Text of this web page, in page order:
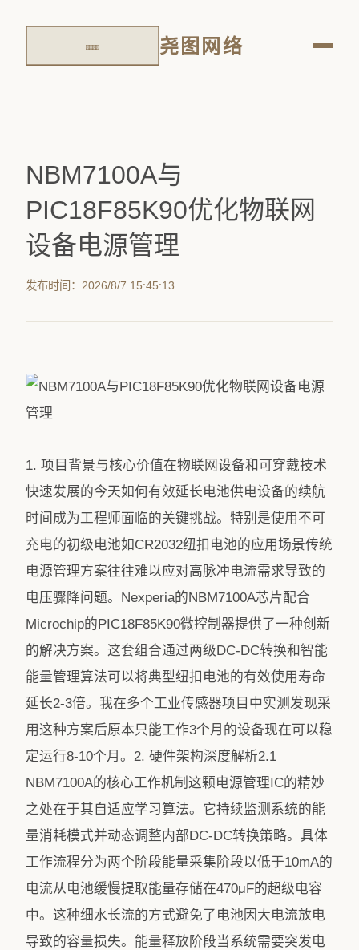
尧图网络
NBM7100A与
PIC18F85K90优化物联网
设备电源管理
发布时间：2026/8/7 15:45:13
1. 项目背景与核心价值在物联网设备和可穿戴技术
快速发展的今天如何有效延长电池供电设备的续航
时间成为工程师面临的关键挑战。特别是使用不可
充电的初级电池如CR2032纽扣电池的应用场景传统
电源管理方案往往难以应对高脉冲电流需求导致的
电压骤降问题。Nexperia的NBM7100A芯片配合
Microchip的PIC18F85K90微控制器提供了一种创新
的解决方案。这套组合通过两级DC-DC转换和智能
能量管理算法可以将典型纽扣电池的有效使用寿命
延长2-3倍。我在多个工业传感器项目中实测发现采
用这种方案后原本只能工作3个月的设备现在可以稳
定运行8-10个月。2. 硬件架构深度解析2.1
NBM7100A的核心工作机制这颗电源管理IC的精妙
之处在于其自适应学习算法。它持续监测系统的能
量消耗模式并动态调整内部DC-DC转换策略。具体
工作流程分为两个阶段能量采集阶段以低于10mA的
电流从电池缓慢提取能量存储在470μF的超级电容
中。这种细水长流的方式避免了电池因大电流放电
导致的容量损失。能量释放阶段当系统需要突发电